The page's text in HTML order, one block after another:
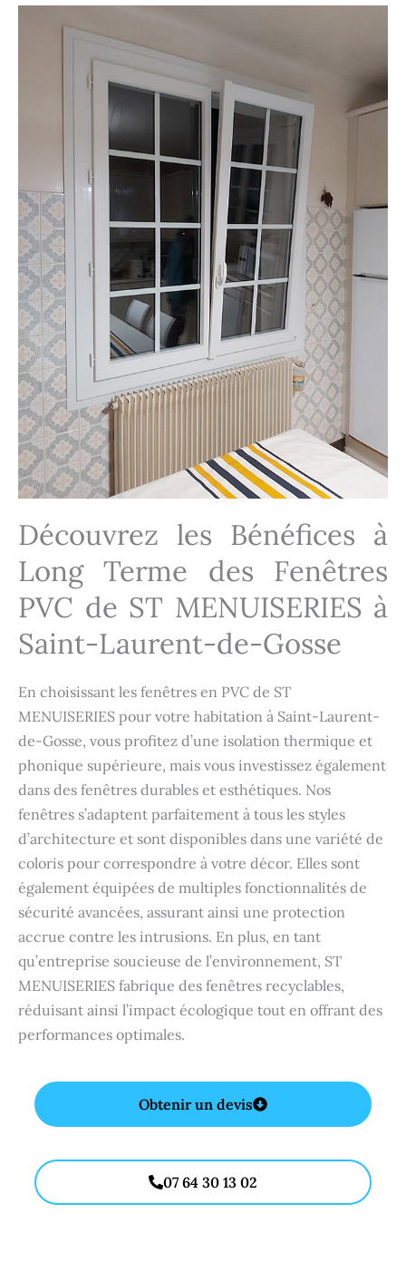
Découvrez les Bénéfices à
Long Terme des Fenêtres
PVC de ST MENUISERIES à
Saint-Laurent-de-Gosse
En choisissant les fenêtres en PVC de ST
MENUISERIES pour votre habitation à Saint-Laurent-
de-Gosse, vous profitez d’une isolation thermique et
phonique supérieure, mais vous investissez également
dans des fenêtres durables et esthétiques. Nos
fenêtres s’adaptent parfaitement à tous les styles
d’architecture et sont disponibles dans une variété de
coloris pour correspondre à votre décor. Elles sont
également équipées de multiples fonctionnalités de
sécurité avancées, assurant ainsi une protection
accrue contre les intrusions. En plus, en tant
qu’entreprise soucieuse de l’environnement, ST
MENUISERIES fabrique des fenêtres recyclables,
réduisant ainsi l’impact écologique tout en offrant des
performances optimales.
Obtenir un devis
07 64 30 13 02